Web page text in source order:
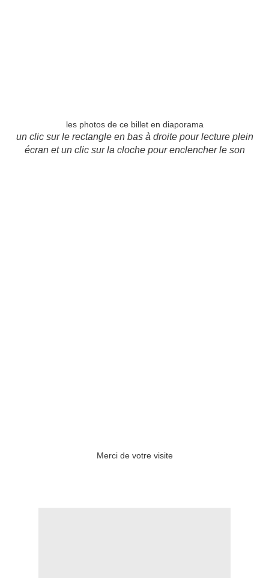
les photos de ce billet en diaporama
un clic sur le rectangle en bas à droite pour lecture plein
écran et un clic sur la cloche pour enclencher le son
Merci de votre visite